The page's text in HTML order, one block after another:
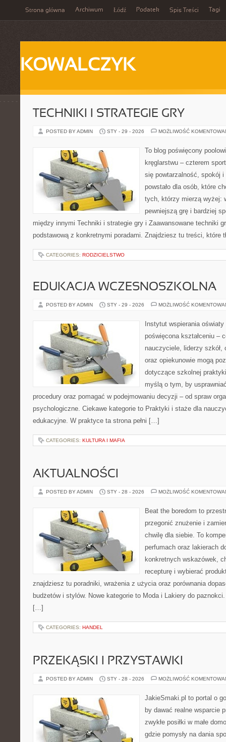
Strona główna Archiwum Łódź Podatek Spis Treści Tagi
KOWALCZYK
TECHNIKI I STRATEGIE GRY
POSTED BY ADMIN STY - 29 - 2026 MOŻLIWOŚĆ
To blog poświęcony
kręglarstwu – czterem
się powtarzalność, spokój i
powstało dla osób, które
tych, którzy mierzą wyżej:
pewniejszą grę i bardziej
między innymi Techniki i strategie gry i Zaawansowane techniki
podstawową z konkretnymi poradami. Znajdziesz tu treści, które
CATEGORIES: RODZICIELSTWO
EDUKACJA WCZESNOSZKOLNA
POSTED BY ADMIN STY - 29 - 2026 MOŻLIWOŚĆ
Instytut wspierania
poświęcona kształceniu –
nauczyciele, liderzy szkół,
oraz opiekunowie mogą
dotyczące szkolnej
myślą o tym, by
procedury oraz pomagać w podejmowaniu decyzji – od spraw
psychologiczne. Ciekawe kategorie to Praktyki i staże dla
edukacyjne. W praktyce ta strona pełni […]
CATEGORIES: KULTURA I MAFIA
AKTUALNOŚCI
POSTED BY ADMIN STY - 28 - 2026 MOŻLIWOŚĆ
Beat the boredom to
przegonić znużenie i
chwilę dla siebie. To
perfumach oraz lakierach
konkretnych wskazówek,
recepturę i wybierać
znajdziesz tu poradniki, wrażenia z użycia oraz porównania
budżetów i stylów. Nowe kategorie to Moda i Lakiery do
[…]
CATEGORIES: HANDEL
PRZEKĄSKI I PRZYSTAWKI
POSTED BY ADMIN STY - 28 - 2026 MOŻLIWOŚĆ
JakieSmaki.pl to portal o
by dawać realne wsparcie
zwykłe posiłki w małe
gdzie pomysły na dania